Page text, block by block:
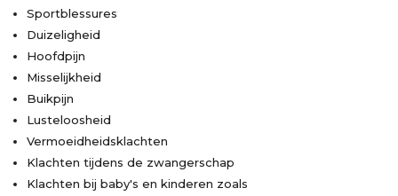
Sportblessures
Duizeligheid
Hoofdpijn
Misselijkheid
Buikpijn
Lusteloosheid
Vermoeidheidsklachten
Klachten tijdens de zwangerschap
Klachten bij baby's en kinderen zoals